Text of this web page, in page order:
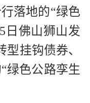
落地的“绿色
日佛山狮山发
挂钩债券、
绿色公路孪生